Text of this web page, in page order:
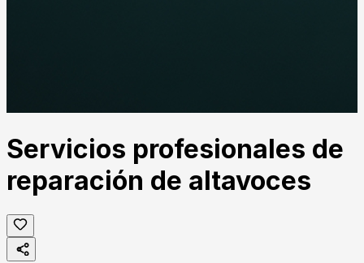
Servicios profesionales de
reparación de altavoces